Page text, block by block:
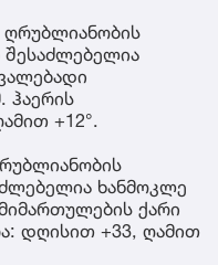
ღრუბლიანობის
შესაძლებელია
ჰაერის
+12°.
ხანმოკლე
ქარი
დღისით +33, ღამით